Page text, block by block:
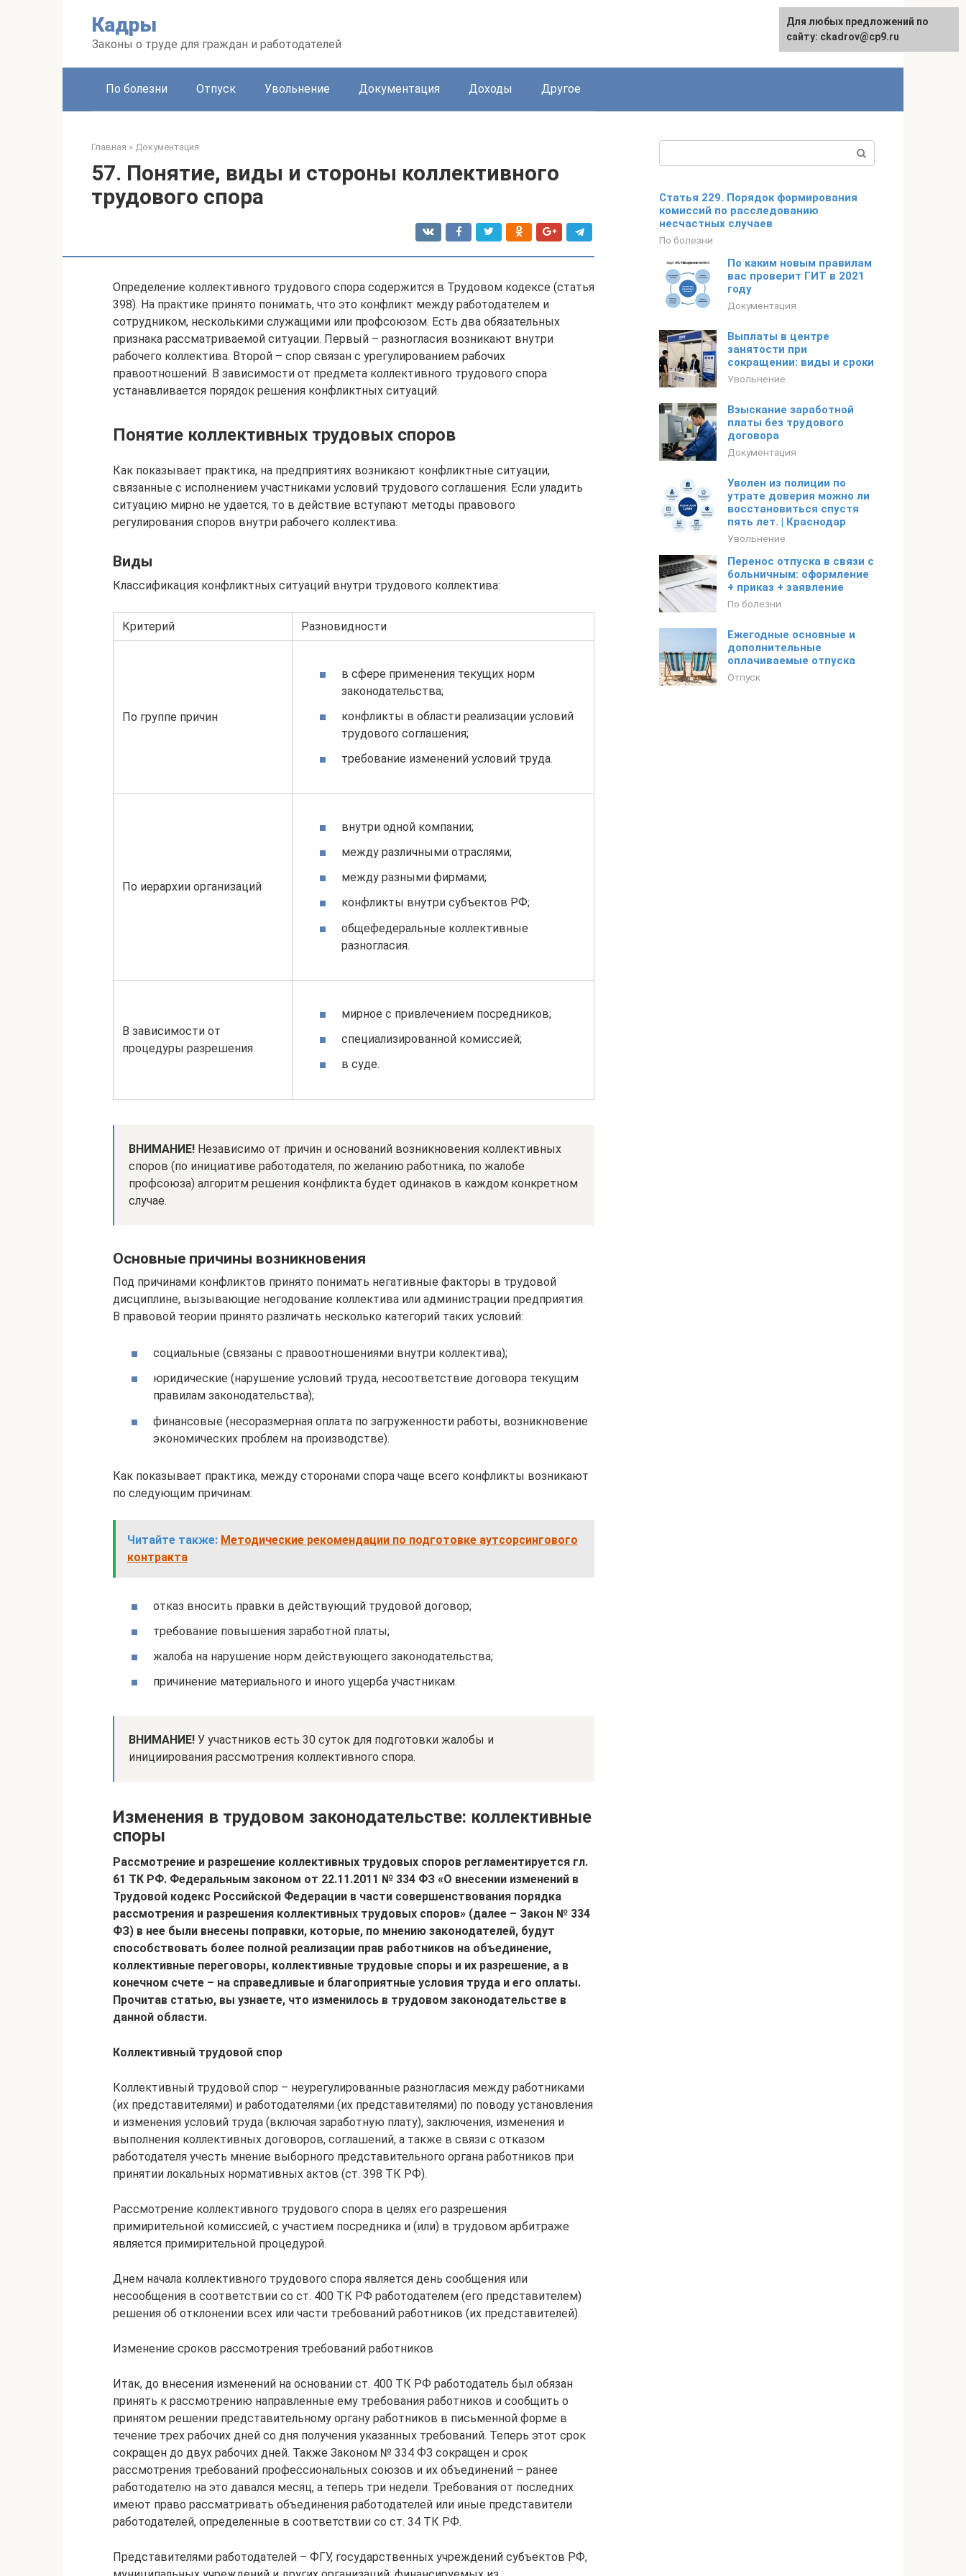
Кадры
Законы о труде для граждан и работодателей
По болезни Отпуск Увольнение Документация Доходы Другое
Главная » Документация
57. Понятие, виды и стороны коллективного
трудового спора
Определение коллективного трудового спора содержится в Трудовом кодексе (статья
398). На практике принято понимать, что это конфликт между работодателем и
сотрудником, несколькими служащими или профсоюзом. Есть два обязательных
признака рассматриваемой ситуации. Первый – разногласия возникают внутри
рабочего коллектива. Второй – спор связан с урегулированием рабочих
правоотношений. В зависимости от предмета коллективного трудового спора
устанавливается порядок решения конфликтных ситуаций.
Понятие коллективных трудовых споров
Как показывает практика, на предприятиях возникают конфликтные ситуации,
связанные с исполнением участниками условий трудового соглашения. Если уладить
ситуацию мирно не удается, то в действие вступают методы правового
регулирования споров внутри рабочего коллектива.
Виды
Классификация конфликтных ситуаций внутри трудового коллектива:
Критерий Разновидности
По группе причин
в сфере применения текущих норм
законодательства;
конфликты в области реализации условий
трудового соглашения;
требование изменений условий труда.
По иерархии организаций
внутри одной компании;
между различными отраслями;
между разными фирмами;
конфликты внутри субъектов РФ;
общефедеральные коллективные
разногласия.
В зависимости от
процедуры разрешения
мирное с привлечением посредников;
специализированной комиссией;
в суде.
ВНИМАНИЕ! Независимо от причин и оснований возникновения коллективных
споров (по инициативе работодателя, по желанию работника, по жалобе
профсоюза) алгоритм решения конфликта будет одинаков в каждом конкретном
случае.
Основные причины возникновения
Под причинами конфликтов принято понимать негативные факторы в трудовой
дисциплине, вызывающие негодование коллектива или администрации предприятия.
В правовой теории принято различать несколько категорий таких условий:
социальные (связаны с правоотношениями внутри коллектива);
юридические (нарушение условий труда, несоответствие договора текущим
правилам законодательства);
финансовые (несоразмерная оплата по загруженности работы, возникновение
экономических проблем на производстве).
Как показывает практика, между сторонами спора чаще всего конфликты возникают
по следующим причинам:
Читайте также: Методические рекомендации по подготовке аутсорсингового
контракта
отказ вносить правки в действующий трудовой договор;
требование повышения заработной платы;
жалоба на нарушение норм действующего законодательства;
причинение материального и иного ущерба участникам.
ВНИМАНИЕ! У участников есть 30 суток для подготовки жалобы и
инициирования рассмотрения коллективного спора.
Изменения в трудовом законодательстве: коллективные
споры
Рассмотрение и разрешение коллективных трудовых споров регламентируется гл.
61 ТК РФ. Федеральным законом от 22.11.2011 № 334 ФЗ «О внесении изменений в
Трудовой кодекс Российской Федерации в части совершенствования порядка
рассмотрения и разрешения коллективных трудовых споров» (далее – Закон № 334
ФЗ) в нее были внесены поправки, которые, по мнению законодателей, будут
способствовать более полной реализации прав работников на объединение,
коллективные переговоры, коллективные трудовые споры и их разрешение, а в
конечном счете – на справедливые и благоприятные условия труда и его оплаты.
Прочитав статью, вы узнаете, что изменилось в трудовом законодательстве в
данной области.
Коллективный трудовой спор
Коллективный трудовой спор – неурегулированные разногласия между работниками
(их представителями) и работодателями (их представителями) по поводу установления
и изменения условий труда (включая заработную плату), заключения, изменения и
выполнения коллективных договоров, соглашений, а также в связи с отказом
работодателя учесть мнение выборного представительного органа работников при
принятии локальных нормативных актов (ст. 398 ТК РФ).
Рассмотрение коллективного трудового спора в целях его разрешения
примирительной комиссией, с участием посредника и (или) в трудовом арбитраже
является примирительной процедурой.
Днем начала коллективного трудового спора является день сообщения или
несообщения в соответствии со ст. 400 ТК РФ работодателем (его представителем)
решения об отклонении всех или части требований работников (их представителей).
Изменение сроков рассмотрения требований работников
Итак, до внесения изменений на основании ст. 400 ТК РФ работодатель был обязан
принять к рассмотрению направленные ему требования работников и сообщить о
принятом решении представительному органу работников в письменной форме в
течение трех рабочих дней со дня получения указанных требований. Теперь этот срок
сокращен до двух рабочих дней. Также Законом № 334 ФЗ сокращен и срок
рассмотрения требований профессиональных союзов и их объединений – ранее
работодателю на это давался месяц, а теперь три недели. Требования от последних
имеют право рассматривать объединения работодателей или иные представители
работодателей, определенные в соответствии со ст. 34 ТК РФ.
Представителями работодателей – ФГУ, государственных учреждений субъектов РФ,
Статья 229. Порядок формирования
комиссий по расследованию
несчастных случаев
По болезни
По каким новым правилам
вас проверит ГИТ в 2021
году
Документация
Выплаты в центре
занятости при
сокращении: виды и сроки
Увольнение
Взыскание заработной
платы без трудового
договора
Документация
Уволен из полиции по
утрате доверия можно ли
восстановиться спустя
пять лет. | Краснодар
Увольнение
Перенос отпуска в связи с
больничным: оформление
+ приказ + заявление
По болезни
Ежегодные основные и
дополнительные
оплачиваемые отпуска
Отпуск
Для любых предложений по
сайту: ckadrov@cp9.ru